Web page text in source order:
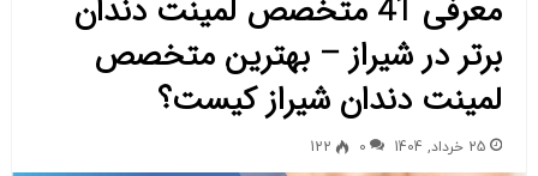
معرفی 41 متخصص لمینت دندان
برتر در شیراز – بهترین متخصص
لمینت دندان شیراز کیست؟
25 خرداد, 1404 0
122